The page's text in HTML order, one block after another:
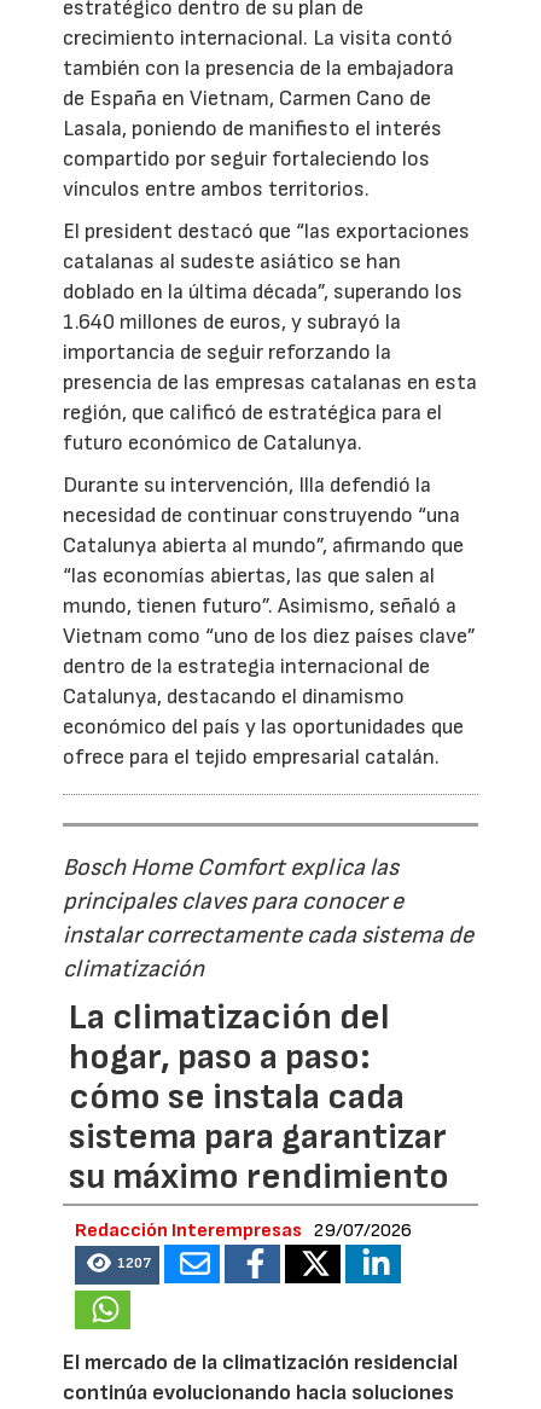
estratégico dentro de su plan de
crecimiento internacional. La visita contó
también con la presencia de la embajadora
de España en Vietnam, Carmen Cano de
Lasala, poniendo de manifiesto el interés
compartido por seguir fortaleciendo los
vínculos entre ambos territorios.
El president destacó que “las exportaciones
catalanas al sudeste asiático se han
doblado en la última década”, superando los
1.640 millones de euros, y subrayó la
importancia de seguir reforzando la
presencia de las empresas catalanas en esta
región, que calificó de estratégica para el
futuro económico de Catalunya.
Durante su intervención, Illa defendió la
necesidad de continuar construyendo “una
Catalunya abierta al mundo”, afirmando que
“las economías abiertas, las que salen al
mundo, tienen futuro”. Asimismo, señaló a
Vietnam como “uno de los diez países clave”
dentro de la estrategia internacional de
Catalunya, destacando el dinamismo
económico del país y las oportunidades que
ofrece para el tejido empresarial catalán.
Bosch Home Comfort explica las
principales claves para conocer e
instalar correctamente cada sistema de
climatización
La climatización del
hogar, paso a paso:
cómo se instala cada
sistema para garantizar
su máximo rendimiento
Redacción Interempresas 29/07/2026
1207
El mercado de la climatización residencial
continúa evolucionando hacia soluciones